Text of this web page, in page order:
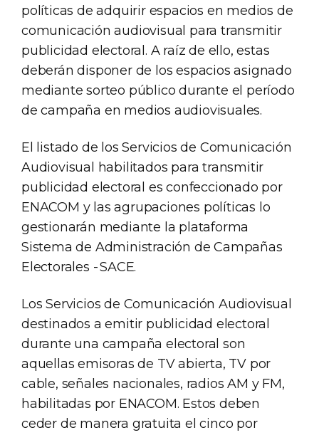
políticas de adquirir espacios en medios de
comunicación audiovisual para transmitir
publicidad electoral. A raíz de ello, estas
deberán disponer de los espacios asignado
mediante sorteo público durante el período
de campaña en medios audiovisuales.
El listado de los Servicios de Comunicación
Audiovisual habilitados para transmitir
publicidad electoral es confeccionado por
ENACOM y las agrupaciones políticas lo
gestionarán mediante la plataforma
Sistema de Administración de Campañas
Electorales - SACE.
Los Servicios de Comunicación Audiovisual
destinados a emitir publicidad electoral
durante una campaña electoral son
aquellas emisoras de TV abierta, TV por
cable, señales nacionales, radios AM y FM,
habilitadas por ENACOM. Estos deben
ceder de manera gratuita el cinco por